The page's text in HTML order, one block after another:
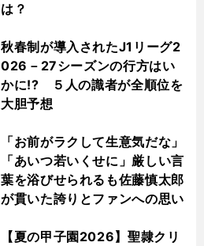
は？
秋春制が導入されたJ1リーグ2
026－27シーズンの行方はい
かに!? ５人の識者が全順位を
大胆予想
「お前がラクして生意気だな」
「あいつ若いくせに」厳しい言
葉を浴びせられるも佐藤慎太郎
が貫いた誇りとファンへの思い
【夏の甲子園2026】聖隷クリ